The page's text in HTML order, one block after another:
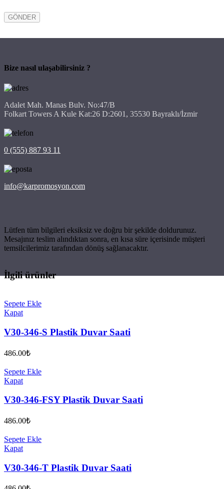
Bize nasıl ulaşabilirsiniz ?
Adalet Mah. Manas Bulv. No:47/B
Folkart Towers A Kule Kat:26 D:2601, 35530 Bayraklı/İzmir
0 (555) 887 93 11
info@karpromosyon.com
Lütfen tüm bilgileri eksiksiz ve doğru bir şekilde doldurunuz.
Mesajınız teslim alındıktan sonra, en kısa süre içerisinde müşteri
temsilcilerimiz tarafından dönüş sağlanacaktır.
İlgili ürünler
Sepete Ekle
Kapat
V30-346-S Plastik Duvar Saati
486.00₺
Sepete Ekle
Kapat
V30-346-FSY Plastik Duvar Saati
486.00₺
Sepete Ekle
Kapat
V30-346-T Plastik Duvar Saati